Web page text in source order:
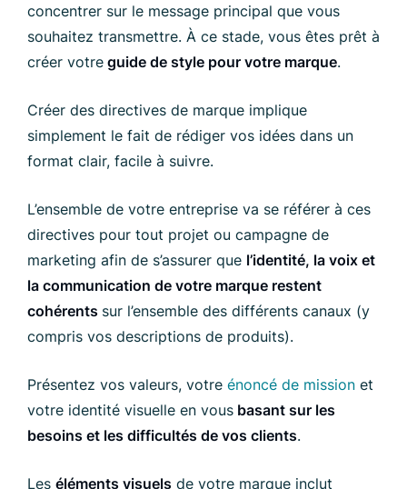
concentrer sur le message principal que vous
souhaitez transmettre. À ce stade, vous êtes prêt à
créer votre guide de style pour votre marque.
Créer des directives de marque implique
simplement le fait de rédiger vos idées dans un
format clair, facile à suivre.
L’ensemble de votre entreprise va se référer à ces
directives pour tout projet ou campagne de
marketing afin de s’assurer que l’identité, la voix et
la communication de votre marque restent
cohérents sur l’ensemble des différents canaux (y
compris vos descriptions de produits).
Présentez vos valeurs, votre énoncé de mission et
votre identité visuelle en vous basant sur les
besoins et les difficultés de vos clients.
Les éléments visuels de votre marque inclut